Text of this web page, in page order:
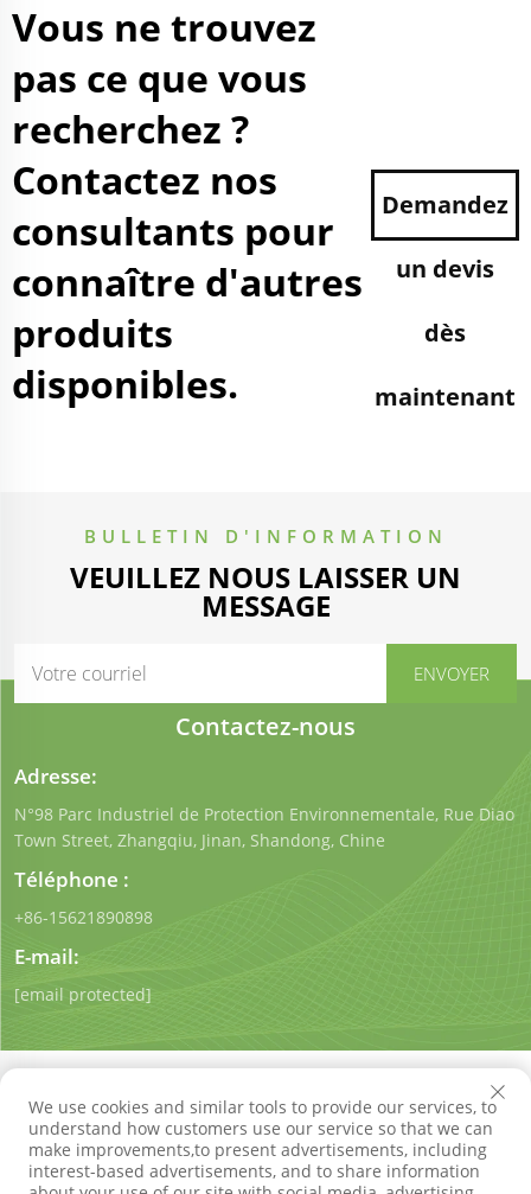
Vous ne trouvez
pas ce que vous
recherchez ?
Contactez nos
consultants pour
connaître d'autres
produits
disponibles.
Demandez
un devis
dès
maintenant
BULLETIN D'INFORMATION
VEUILLEZ NOUS LAISSER UN
MESSAGE
Contactez-nous
Adresse:
N°98 Parc Industriel de Protection Environnementale, Rue Diao
Town Street, Zhangqiu, Jinan, Shandong, Chine
Téléphone :
+86-15621890898
E-mail:
[email protected]
Droits d'auteur © Shandong Qigong Environmental
Protection Technology Co., Ltd. Tous droits réservés
We use cookies and similar tools to provide our services, to
understand how customers use our service so that we can
make improvements,to present advertisements, including
interest-based advertisements, and to share information